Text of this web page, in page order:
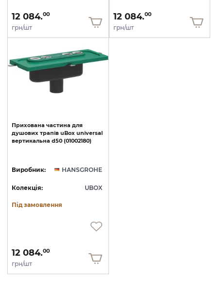
12 084.00
грн/шт
12 084.00
грн/шт
Прихована частина для
душових трапів uBox universal
вертикальна d50 (01002180)
Виробник: HANSGROHE
Колекція: UBOX
Під замовлення
12 084.00
грн/шт